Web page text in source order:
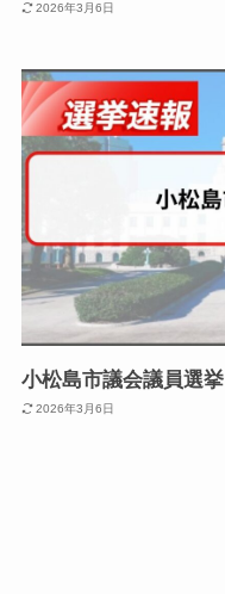
2026年3月6日
小松島市議会議員選挙
2026年3月6日